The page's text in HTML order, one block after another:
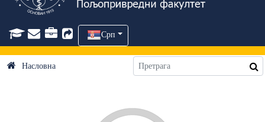
Срп
Насловна